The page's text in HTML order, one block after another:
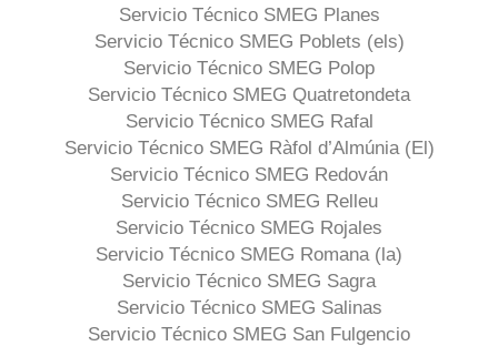
Servicio Técnico SMEG Planes
Servicio Técnico SMEG Poblets (els)
Servicio Técnico SMEG Polop
Servicio Técnico SMEG Quatretondeta
Servicio Técnico SMEG Rafal
Servicio Técnico SMEG Ràfol d’Almúnia (El)
Servicio Técnico SMEG Redován
Servicio Técnico SMEG Relleu
Servicio Técnico SMEG Rojales
Servicio Técnico SMEG Romana (la)
Servicio Técnico SMEG Sagra
Servicio Técnico SMEG Salinas
Servicio Técnico SMEG San Fulgencio